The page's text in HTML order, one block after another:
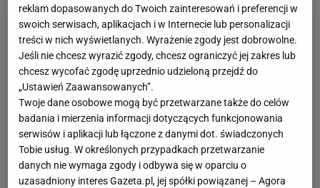
reklam dopasowanych do Twoich zainteresowań i preferencji w
swoich serwisach, aplikacjach i w Internecie lub personalizacji
treści w nich wyświetlanych. Wyrażenie zgody jest dobrowolne.
Jeśli nie chcesz wyrazić zgody, chcesz ograniczyć jej zakres lub
chcesz wycofać zgodę uprzednio udzieloną przejdź do
„Ustawień Zaawansowanych”.
Twoje dane osobowe mogą być przetwarzane także do celów
badania i mierzenia informacji dotyczących funkcjonowania
serwisów i aplikacji lub łączone z danymi dot. świadczonych
Tobie usług. W określonych przypadkach przetwarzanie
danych nie wymaga zgody i odbywa się w oparciu o
uzasadniony interes Gazeta.pl, jej spółki powiązanej – Agora